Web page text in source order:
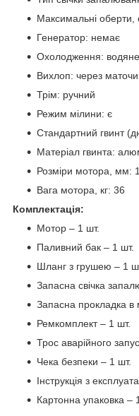
Максимальні
Генератор: немає
Охолодження: водяне
Вихлоп: через
Трім: ручний
Режим мілини: є
Стандартний гвинт
Матеріал гвинта:
Розміри мотора, мм:
Вага мотора, кг: 36
Комплектація:
Мотор – 1 шт.
Паливний бак – 1 шт.
Шланг з грушею – 1
Запасна свічка
Запасна прокладка в
Ремкомплект – 1 шт.
Трос аварійного
Чека безпеки – 1 шт.
Інструкція з
Картонна упаковка –